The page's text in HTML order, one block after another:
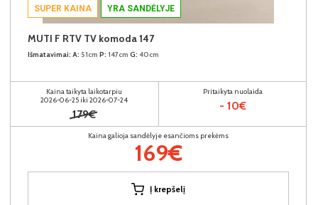
SUPER KAINA YRA SANDĖLYJE
MUTI F RTV TV komoda 147
Išmatavimai: A: 51cm P: 147cm G: 40cm
Kaina taikyta laikotarpiu
2026-06-25 iki 2026-07-24
179€
Pritaikyta nuolaida
- 10€
Kaina galioja sandėlyje esančioms prekėms
169€
Į krepšelį